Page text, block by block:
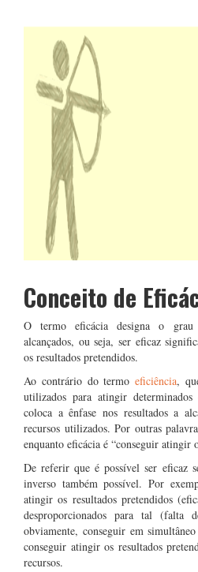
Conceito de
O termo eficácia designa o grau
alcançados, ou seja, ser eficaz
os resultados pretendidos.
Ao contrário do termoeficiência,
utilizados para atingir
coloca a ênfase nos resultados a
recursos utilizados. Por outras
enquanto eficácia é “conseguir atingir
De referir que é possível ser eficaz
inverso também possível. Por
atingir os resultados pretendidos
desproporcionados para tal (falta
obviamente, conseguir em
conseguir atingir os resultados
recursos.